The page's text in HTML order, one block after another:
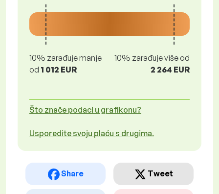
10% zarađuje manje
od 1 012 EUR
10% zarađuje više od
2 264 EUR
Što znače podaci u grafikonu?
Usporedite svoju plaću s drugima.
Share Tweet